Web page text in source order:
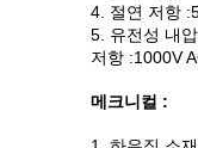
4. 절연 저항
5. 유전성 내압
저항 :1000V
메크니컬 :